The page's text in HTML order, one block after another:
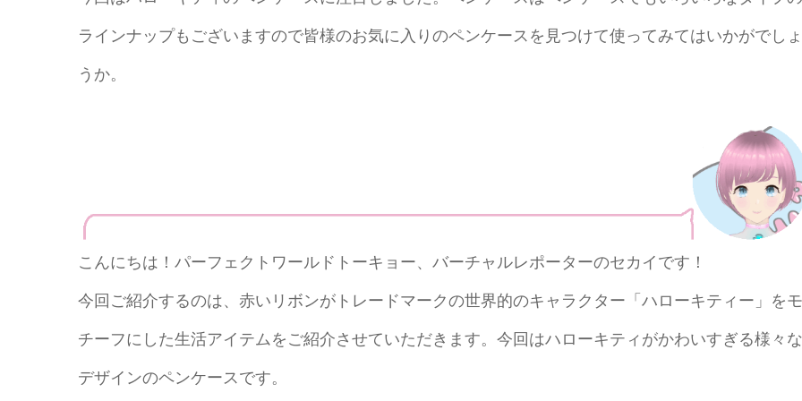
ラインナップもございますので皆様のお気に入りのペンケースを見つけて使ってみてはいかがでしょ
うか。
こんにちは！パーフェクトワールドトーキョー、バーチャルレポーターのセカイです！
今回ご紹介するのは、赤いリボンがトレードマークの世界的のキャラクター「ハローキティー」をモ
チーフにした生活アイテムをご紹介させていただきます。今回はハローキティがかわいすぎる様々な
デザインのペンケースです。